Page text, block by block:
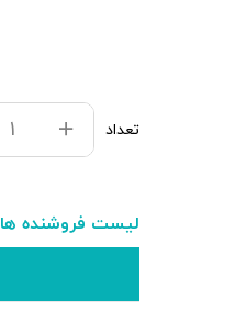
تعداد
لیست فروشنده ها